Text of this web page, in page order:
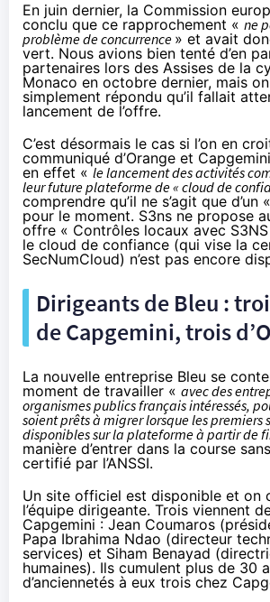
En juin dernier, la Commission
conclu que ce rapprochement « ne
problème de concurrence » et avait
vert. Nous avions bien tenté d’en
partenaires lors des Assises de la
Monaco en octobre dernier, mais
simplement répondu qu’il fallait
lancement de l’offre.
C’est désormais le cas si l’on en
communiqué d’Orange et Capgemini
en effet «le lancement des activités
leur future plateforme de « cloud de
comprendre qu’il ne s’agit que d’un
pour le moment. S3ns ne propose
offre « Contrôles locaux avec S3NS
le cloud de confiance (qui vise la
SecNumCloud) n’est pas encore
Dirigeants de Bleu :
de Capgemini, trois
La nouvelle entreprise Bleu se
moment de travailler « avec des
organismes publics français intéressés,
soient prêts à migrer lorsque les premiers
disponibles sur la plateforme à partir de
manière d’entrer dans la course
certifié par l’ANSSI.
Un site officiel est disponible et on
l’équipe dirigeante. Trois viennent
Capgemini :Jean Coumaros
Papa Ibrahima Ndao (directeur
services) et Siham Benayad
humaines). Ils cumulent plus de 30
d’anciennetés à eux trois chez